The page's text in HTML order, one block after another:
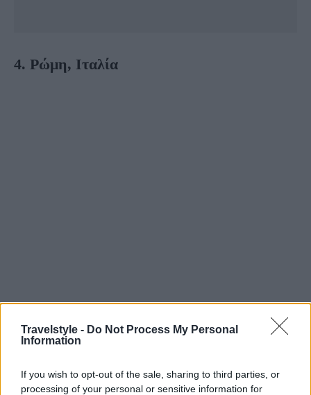
Travelstyle - Do Not Process My Personal
Information
If you wish to opt-out of the sale, sharing to third parties, or
processing of your personal or sensitive information for
4. Ρώμη, Ιταλία
Ρώμη – Φοντάνα Ντι Τρέβι